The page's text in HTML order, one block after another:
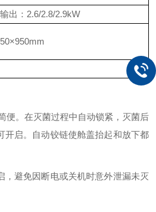
出：2.6/2.8/2.9kW
便。在灭菌过程中自动锁紧，灭菌后
开启。自动铰链使舱盖抬起和放下都
，避免因断电或关机时意外泄漏未灭